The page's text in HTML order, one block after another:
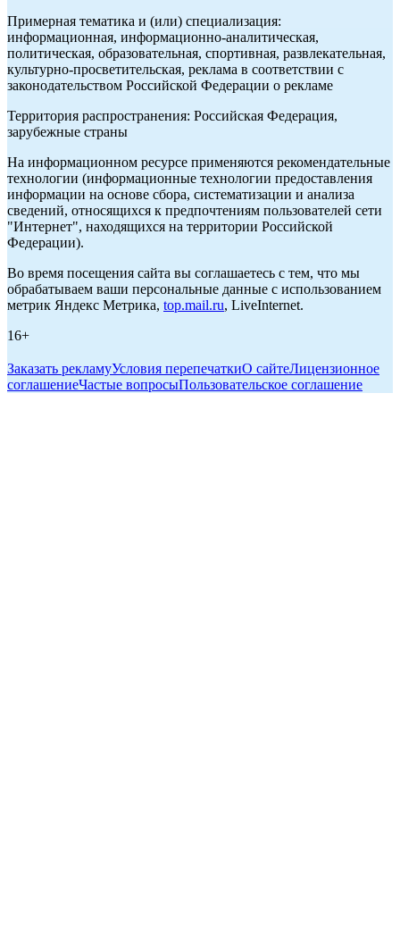
Примерная тематика и (или) специализация:
информационная, информационно-аналитическая,
политическая, образовательная, спортивная, развлекательная,
культурно-просветительская, реклама в соответствии с
законодательством Российской Федерации о рекламе
Территория распространения: Российская Федерация,
зарубежные страны
На информационном ресурсе применяются рекомендательные
технологии (информационные технологии предоставления
информации на основе сбора, систематизации и анализа
сведений, относящихся к предпочтениям пользователей сети
"Интернет", находящихся на территории Российской
Федерации).
Во время посещения сайта вы соглашаетесь с тем, что мы
обрабатываем ваши персональные данные с использованием
метрик Яндекс Метрика, top.mail.ru, LiveInternet.
16+
Заказать рекламуУсловия перепечаткиО сайтеЛицензионное
соглашениеЧастые вопросыПользовательское соглашение